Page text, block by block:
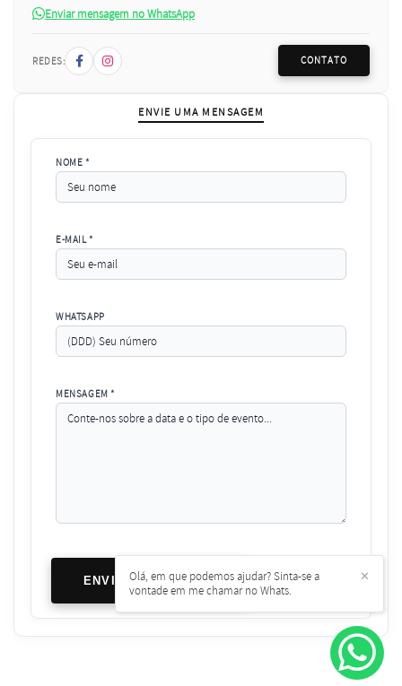
Enviar mensagem no WhatsApp
REDES: CONTATO
ENVIE UMA MENSAGEM
NOME *
E-MAIL *
WHATSAPP
MENSAGEM *
ENVIAR MENSAGEM ✕
Olá, em que podemos ajudar? Sinta-se a
vontade em me chamar no Whats.